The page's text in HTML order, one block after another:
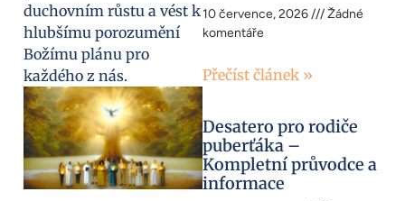
duchovním růstu a vést k
hlubšímu porozumění
Božímu plánu pro
každého z nás.
10 července, 2026
Žádné
komentáře
Přečíst článek »
Desatero pro rodiče
puberťáka –
Kompletní průvodce a
informace